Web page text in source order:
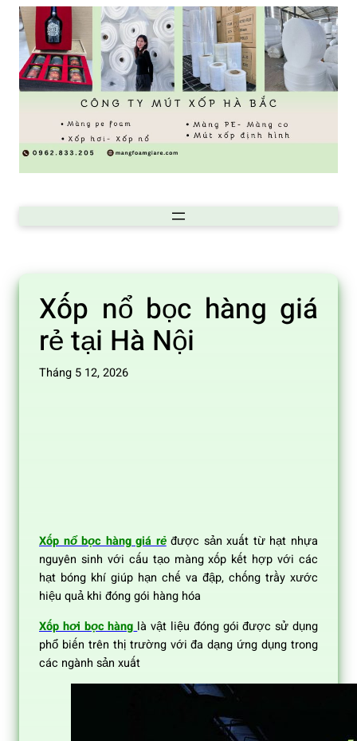
Chuyển
đến
phần
nội
dung
Xốp nổ bọc hàng giá
rẻ tại Hà Nội
Tháng 5 12, 2026
Xốp nổ bọc hàng giá rẻđược sản xuất từ hạt nhựa
nguyên sinh với cấu tạo màng xốp kết hợp với các
hạt bóng khí giúp hạn chế va đập, chống trầy xước
hiệu quả khi đóng gói hàng hóa
Xốp hơi bọc hàng là vật liệu đóng gói được sử dụng
phổ biến trên thị trường với đa dạng ứng dụng trong
các ngành sản xuất